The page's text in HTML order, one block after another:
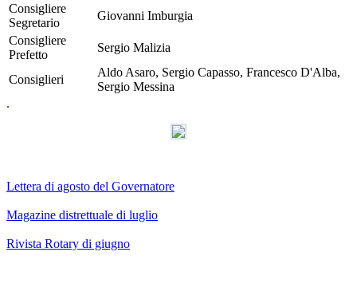
Consigliere
Segretario
Giovanni Imburgia
Consigliere
Prefetto
Sergio Malizia
Consiglieri
Aldo Asaro, Sergio Capasso, Francesco D'Alba,
Sergio Messina
.
Lettera di agosto del Governatore
Magazine distrettuale di luglio
Rivista Rotary di giugno